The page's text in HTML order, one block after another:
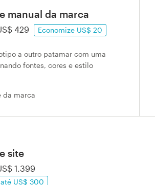
manual da marca
429 Economize US$ 20
a outro patamar com uma
fontes, cores e estilo
da marca
site
1.399
US$ 300